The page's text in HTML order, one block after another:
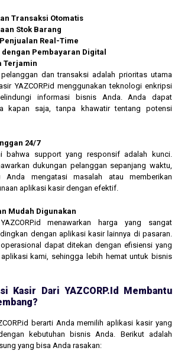
Transaksi Otomatis
Stok Barang
Real-Time
Pembayaran Digital
Terjamin
dan transaksi adalah prioritas utama
YAZCORP.id menggunakan teknologi enkripsi
informasi bisnis Anda. Anda dapat
kapan saja, tanpa khawatir tentang potensi
24/7
bahwa support yang responsif adalah kunci.
dukungan pelanggan sepanjang waktu,
Anda mengatasi masalah atau memberikan
aplikasi kasir dengan efektif.
Mudah Digunakan
menawarkan harga yang sangat
dengan aplikasi kasir lainnya di pasaran.
dapat ditekan dengan efisiensi yang
kami, sehingga lebih hemat untuk bisnis
Kasir Dari YAZCORP.id Membantu
berarti Anda memilih aplikasi kasir yang
kebutuhan bisnis Anda. Berikut adalah
yang bisa Anda rasakan: